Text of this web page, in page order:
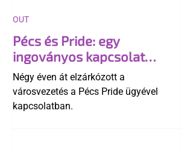
Pécs és Pride: egy
ingoványos kapcsolat
története
Négy éven át elzárkózott a
városvezetés a Pécs Pride ügyével
kapcsolatban.
OUT